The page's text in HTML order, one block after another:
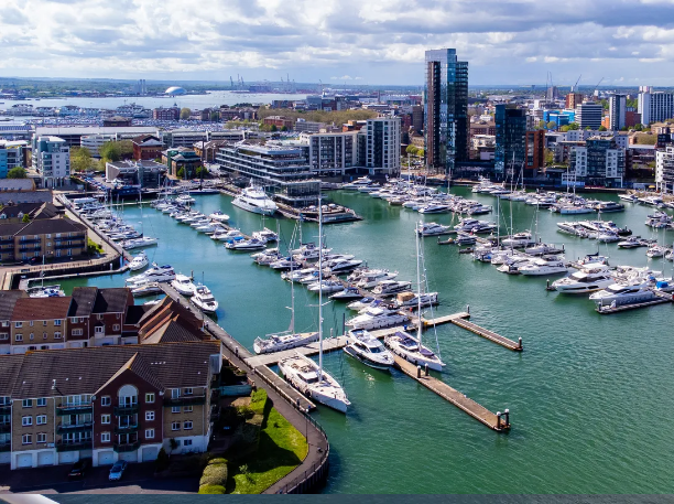
Nur notwendige Cookies
Unvergleichlich lecker
Mit dem Klick auf „geht klar” ermöglichen Sie uns Ihnen über Cookies ein verbessertes
personalisierte Werbung und passende Angebote anzeigen. Über „anpassen” können Sie
Cookies” werden lediglich technisch notwendige Cookies gespeichert.
Anpassen Geht klar
Datenschutzerklärung
Cookierichtlinie Impressum
« zurück
Ihre Cookie-Präferenzen verwalten
Wählen Sie, welche Cookies Sie auf check24.de akzeptieren.
Die Cookierichtlinie finden Sie
Notwendig